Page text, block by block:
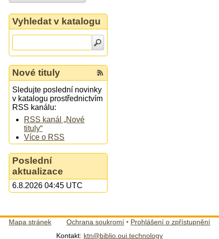
Vyhledat v katalogu
Nové tituly
Sledujte poslední novinky
v katalogu prostřednictvím
RSS kanálu:
RSS kanál „Nové
tituly“
Více o RSS
Poslední
aktualizace
6.8.2026 04:45 UTC
Mapa stránek Ochrana soukromí • Prohlášení o zpřístupnění
Kontakt: ktn@biblio.oui.technology